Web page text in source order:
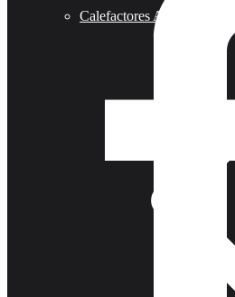
Calefactores Aereos Modine